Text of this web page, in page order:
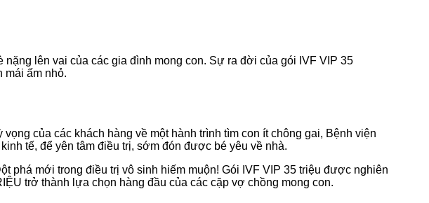
lên vai của các gia đình mong con. Sự ra đời của gói IVF VIP 35
mái ấm nhỏ.
của các khách hàng về một hành trình tìm con ít chông gai, Bệnh viện
tế, để yên tâm điều trị, sớm đón được bé yêu về nhà.
phá mới trong điều trị vô sinh hiếm muộn! Gói IVF VIP 35 triệu được nghiên
trở thành lựa chọn hàng đầu của các cặp vợ chồng mong con.